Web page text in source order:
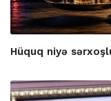
Hüquq niyə